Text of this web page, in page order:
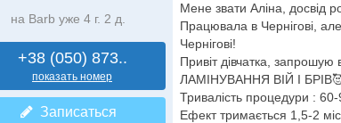
на Barb уже 4 г. 2 д.
+38 (050) 873..
показать номер
Записаться
Мене звати Аліна, досвід
Працювала в Чернігові,
Чернігові!
Привіт дівчатка,
ЛАМІНУВАННЯ ВІЙ І
Тривалість процедури :
Ефект тримається 1,5-2